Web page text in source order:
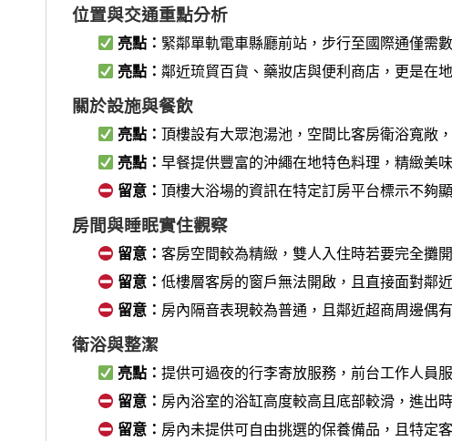
位置與交通重點分析
亮點： 緊鄰單軌電車縣廳前站，步行至國際通僅需
亮點：鄰近琉貿百貨、藥妝店與便利商店，更是在
關於設施與餐飲
亮點：頂樓設有大眾泡湯池，空間比客房衛浴寬敞
亮點：早餐提供豐富的沖繩在地特色料理，精緻美
留意：頂樓大浴場的資訊在特定訂房平台標示不夠
房間與睡眠實住觀察
留意：客房空間較為精緻，雙人入住時若要完全攤
留意：低樓層客房的窗戶無法開啟，且直接面對鄰
留意： 房內隔音表現較為普通，且鄰近超商周邊偶
衛浴與整潔
亮點：提供可過夜的行李寄放服務，前台工作人員
留意： 房內浴室的浴缸高度較高且底部較滑，進出
留意： 房內未提供可自由挑選的保養備品，且特定